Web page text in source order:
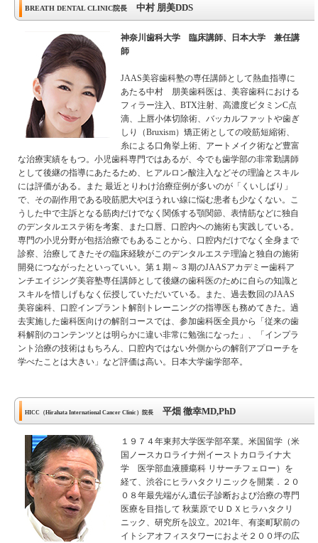
BREATH DENTAL CLINIC院長 中村 朋美DDS
神奈川歯科大学 臨床講師、日本大学 兼任講
師
JAAS美容歯科塾の専任講師として熱血指導に
あたる中村 朋美歯科医は、美容歯科における
フィラー注入、BTX注射、高濃度ビタミンC点
滴、上唇小体切除術、バッカルファットや歯ぎ
しり（Bruxism）矯正術としての咬筋短縮術、
糸による口角挙上術、アートメイク術など豊富
な治療実績をもつ。小児歯科専門ではあるが、今でも歯学部の非常勤講師
として後継の指導にあたるため、ヒアルロン酸注入などその理論とスキル
には評価がある。また 最近とりわけ治療症例が多いのが「くいしばり」
で、その副作用である咬筋肥大やほうれい線に悩む患者も少なくない。こ
うした中で主訴となる筋肉だけでなく関係する顎関節、表情筋などに独自
のデンタルエステ術を考案、また口唇、口腔内への施術も実践している。
専門の小児分野が包括治療でもあることから、口腔内だけでなく全身まで
診察、治療してきたその臨床経験がこのデンタルエステ理論と独自の施術
開発につながったといっていい。第１期～３期のJAASアカデミー歯科ア
ンチエイジング美容塾専任講師として後継の歯科医のために自らの知識と
スキルを惜しげもなく伝授していただいている。また、過去数回のJAAS
美容歯科、口腔インプラント解剖トレーニングの指導医も務めてきた。過
去実施した歯科医向けの解剖コースでは、参加歯科医全員から「従来の歯
科解剖のコンテンツとは明らかに違い非常に勉強になった」、「インプラ
ント治療の技術はもちろん、口腔内ではない外側からの解剖アプローチを
学べたことは大きい」など評価は高い。日本大学歯学部卒。
HICC（Hirahata International Cancer Clinic）院長 平畑 徹幸MD,PhD
１９７４年東邦大学医学部卒業。米国留学（米
国ノースカロライナ州イーストカロライナ大
学 医学部血液腫瘍科 リサーチフェロー）を
経て、渋谷にヒラハタクリニックを開業．２０
０８年最先端がん遺伝子診断および治療の専門
医療を目指して 秋葉原でＵＤＸヒラハタクリ
ニック、研究所を設立。2021年、有楽町駅前の
イトシアオフィスタワーにおよそ２００坪の広